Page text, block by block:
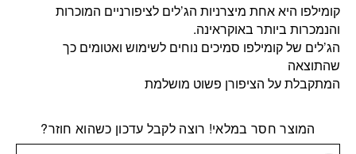
קומילפו היא אחת מיצרניות הג’לים לציפורניים המוכרות
והנמכרות ביותר באוקראינה.
הג’לים של קומילפו סמיכים נוחים לשימוש ואטומים כך
שהתוצאה
המתקבלת על הציפורן פשוט מושלמת
המוצר חסר במלאי! רוצה לקבל עדכון כשהוא חוזר?